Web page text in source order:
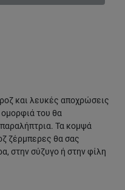
και λευκές αποχρώσεις
του θα
Τα κομψά
ζέρμπερες θα σας
στην σύζυγο ή στην φίλη